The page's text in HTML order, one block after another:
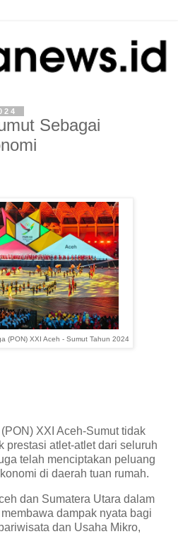
Sebagai
(PON) XXI Aceh - Sumut Tahun 2024
XXI Aceh-Sumut tidak
prestasi atlet-atlet dari seluruh
telah menciptakan peluang
di daerah tuan rumah.
dan Sumatera Utara dalam
dampak nyata bagi
dan Usaha Mikro,